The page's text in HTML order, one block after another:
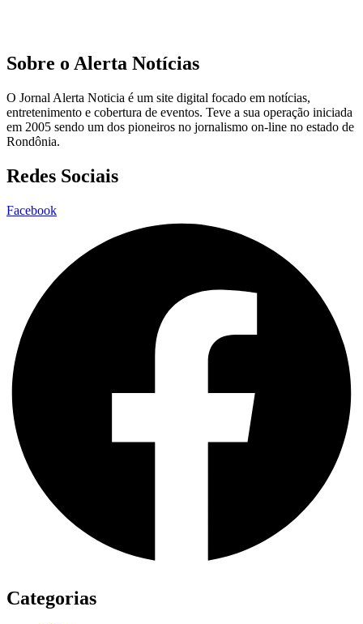
Sobre o Alerta Notícias
O Jornal Alerta Noticia é um site digital focado em notícias,
entretenimento e cobertura de eventos. Teve a sua operação iniciada
em 2005 sendo um dos pioneiros no jornalismo on-line no estado de
Rondônia.
Redes Sociais
Facebook
Categorias